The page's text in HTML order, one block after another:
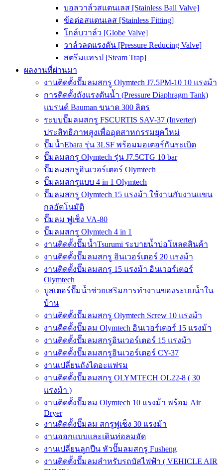
บอลวาล์วสแตนเลส [Stainless Ball Valve]
ข้อต่อสแตนเลส [Stainless Fitting]
โกล์บวาล์ว [Globe Valve]
วาล์วลดแรงดัน [Pressure Reducing Valve]
สตรีมแทรป [Steam Trap]
ผลงานที่ผ่านมา
งานติดตั้งปั๊มลมสกรู Olymtech J7.5PM-10 10 แรงม้า
การติดตั้งถังแรงดันน้ำ (Pressure Diaphragm Tank)
แบรนด์ Bauman ขนาด 300 ลิตร
ระบบปั๊มลมสกรู FSCURTIS SAV-37 (Inverter)
ประสิทธิภาพสูงเพื่ออุตสาหกรรมยุคใหม่
ปั๊มน้ำEbara รุ่น 3LSF พร้อมมอเตอร์กันระเบิด
ปั๊มลมสกรู Olymtech รุ่น J7.5CTG 10 bar
ปั๊มลมสกรูอินเวอร์เตอร์ Olymtech
ปั๊มลมสกรูแบบ 4 in 1 Olymtech
ปั๊มลมสกรู Olymtech 15 แรงม้า ใช้งานกับงานแขน
กลอัตโนมัติ
ปั๊มลม ฟูเช็ง VA-80
ปั๊มลมสกรู Olymtech 4 in 1
งานติดตั้งปั๊มน้ำTsurumi ระบายน้ำบ่อโหลดสินค้า
งานติดตั้งปั๊มลมสกรู อินเวอร์เตอร์ 20 แรงม้า
งานติดตั้งปั๊มลมสกรู 15 แรงม้า อินเวอร์เตอร์
Olymtech
บูสเตอร์ปั๊มน้ำช่วยเสริมการทำงานของระบบน้ำใน
บ้าน
งานติดตั้งปั๊มลมสกรู Olymtech Screw 10 แรงม้า
งานตืดตั้งปั๊มลม Olymtech อินเวอร์เตอร์ 15 แรงม้า
งานติดตั้งปั๊มลมสกรูอินเวอร์เตอร์ 15 แรงม้า
งานติดตั้งปั๊มลมสกรูอินเวอร์เตอร์ CY-37
งานเปลี่ยนถังไดอะแฟรม
งานติดตั้งปั๊มลมสกรู OLYMTECH OL22-8 ( 30
แรงม้า )
งานติดตั้งปั๊มลม Olymtech 10 แรงม้า พร้อม Air
Dryer
งานติดตั้งปั๊มลม สกรูฟูเช็ง 30 แรงม้า
งานออกแบบและเดินท่อลมอัด
งานเปลี่ยนลูกปืน หัวปั๊มลมสกรู Fusheng
งานติดตั้งปั๊มลมสำหรับรถบัสไฟฟ้า ( VEHICLE AIR